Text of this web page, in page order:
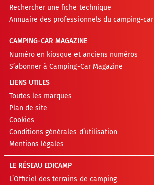
Rechercher une fiche technique
Annuaire des professionnels du camping-car
CAMPING-CAR MAGAZINE
Numéro en kiosque et anciens numéros
S’abonner à Camping-Car Magazine
LIENS UTILES
Toutes les marques
Plan de site
Cookies
Conditions générales d’utilisation
Mentions légales
LE RÉSEAU EDICAMP
L’Officiel des terrains de camping